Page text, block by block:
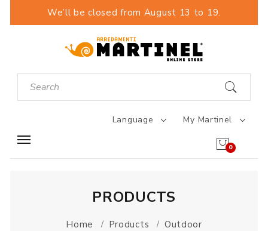
We’ll be closed from August 13 to 19.
Language My Martinel
0
PRODUCTS
Home Products
Outdoor